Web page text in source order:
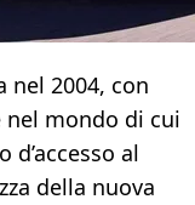
nel 2004, con
mondo di cui
al
della nuova